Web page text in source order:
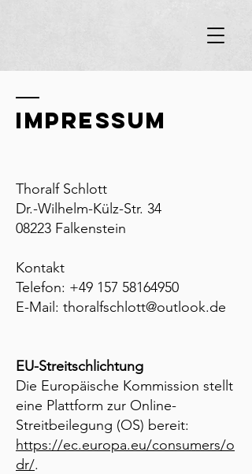
Impressum
Thoralf Schlott
Dr.-Wilhelm-Külz-Str. 34
08223 Falkenstein
Kontakt
Telefon: +49 157 58164950
E-Mail: thoralfschlott@outlook.de
EU-Streitschlichtung
Die Europäische Kommission stellt
eine Plattform zur Online-
Streitbeilegung (OS) bereit:
https://ec.europa.eu/consumers/o
dr/.